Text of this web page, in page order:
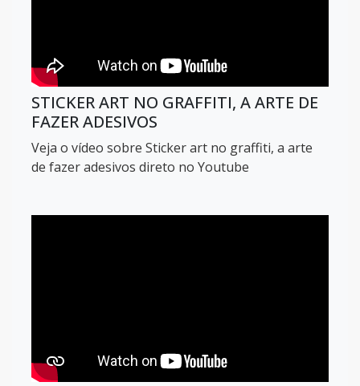
STICKER ART NO GRAFFITI, A ARTE DE
FAZER ADESIVOS
Veja o vídeo sobre Sticker art no graffiti, a arte
de fazer adesivos direto no Youtube